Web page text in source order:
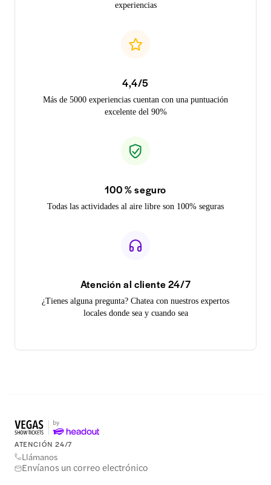
experiencias
4,4/5
Más de 5000 experiencias cuentan con una puntuación
excelente del 90%
100 % seguro
Todas las actividades al aire libre son 100% seguras
Atención al cliente 24/7
¿Tienes alguna pregunta? Chatea con nuestros expertos
locales donde sea y cuando sea
ATENCIÓN 24/7
Llámanos
Envíanos un correo electrónico